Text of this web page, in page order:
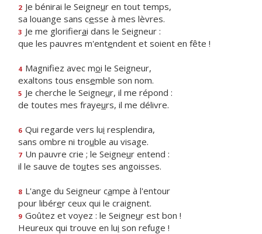
2 Je bénirai le Seigneur en tout temps,
sa louange sans cesse à mes lèvres.
3 Je me glorifierai dans le Seigneur :
que les pauvres m'entendent et soient en fête !
4 Magnifiez avec moi le Seigneur,
exaltons tous ensemble son nom.
5 Je cherche le Seigneur, il me répond :
de toutes mes frayeurs, il me délivre.
6 Qui regarde vers lui resplendira,
sans ombre ni trouble au visage.
7 Un pauvre crie ; le Seigneur entend :
il le sauve de toutes ses angoisses.
8 L'ange du Seigneur campe à l'entour
pour libérer ceux qui le craignent.
9 Goûtez et voyez : le Seigneur est bon !
Heureux qui trouve en lui son refuge !